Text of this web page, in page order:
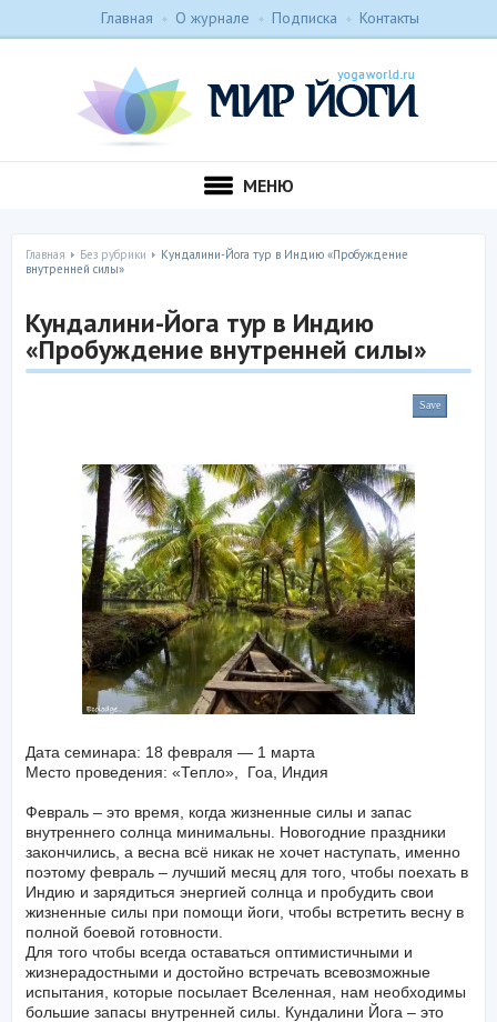
Главная О журнале Подписка Контакты
МЕНЮ
Главная Без рубрики
Кундалини-Йога тур в Индию «Пробуждение
внутренней силы»
Кундалини-Йога тур в Индию
«Пробуждение внутренней силы»
Save
Дата семинара: 18 февраля — 1 марта
Место проведения: «Тепло», Гоа, Индия
Февраль – это время, когда жизненные силы и запас
внутреннего солнца минимальны. Новогодние праздники
закончились, а весна всё никак не хочет наступать, именно
поэтому февраль – лучший месяц для того, чтобы поехать в
Индию и зарядиться энергией солнца и пробудить свои
жизненные силы при помощи йоги, чтобы встретить весну в
полной боевой готовности.
Для того чтобы всегда оставаться оптимистичными и
жизнерадостными и достойно встречать всевозможные
испытания, которые посылает Вселенная, нам необходимы
большие запасы внутренней силы. Кундалини Йога – это